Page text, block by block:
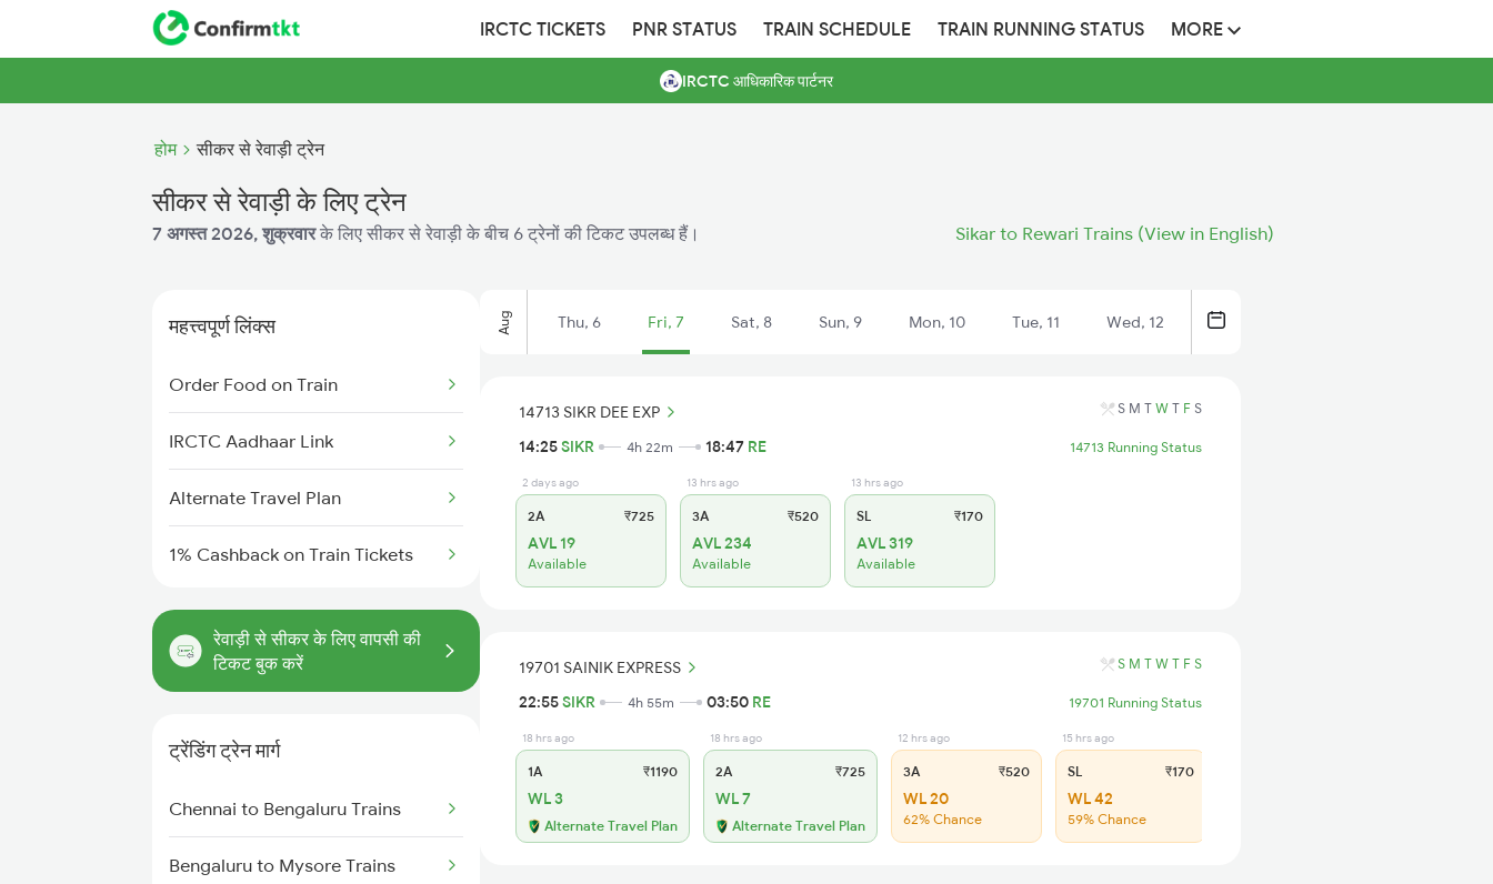
IRCTC TICKETS PNR STATUS TRAIN SCHEDULE TRAIN RUNNING STATUS MORE
IRCTC आधिकारिक पार्टनर
होम सीकर से रेवाड़ी ट्रेन
सीकर से रेवाड़ी के लिए ट्रेन
7 अगस्त 2026, शुक्रवारके लिए सीकर से रेवाड़ी के बीच 6 ट्रेनों की टिकट उपलब्ध हैं। Sikar to Rewari Trains (View in English)
महत्त्वपूर्ण लिंक्स
Order Food on Train
IRCTC Aadhaar Link
Alternate Travel Plan
1% Cashback on Train Tickets
रेवाड़ी से सीकर के लिए वापसी की
टिकट बुक करें
ट्रेंडिंग ट्रेन मार्ग
Chennai to Bengaluru Trains
Bengaluru to Mysore Trains
Aug Thu, 6 Fri, 7 Sat, 8 Sun, 9 Mon, 10 Tue, 11 Wed, 12
14713 SIKR DEE EXP S M T W T F S
14:25SIKR 4h 22m 18:47 RE 14713 Running Status
2 days ago
2A ₹725
AVL 19
Available
13 hrs ago
3A ₹520
AVL 234
Available
13 hrs ago
SL ₹170
AVL 319
Available
19701 SAINIK EXPRESS S M T W T F S
22:55SIKR 4h 55m 03:50 RE 19701 Running Status
18 hrs ago
1A ₹1190
WL 3
Alternate Travel Plan
18 hrs ago
2A ₹725
WL 7
Alternate Travel Plan
12 hrs ago
3A ₹520
WL 20
62% Chance
15 hrs ago
SL ₹170
WL 42
59% Chance